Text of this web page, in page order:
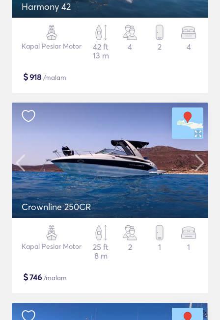
Harmony 42
Kapal Pesiar Motor
42 ft
13 m
4 2 4
$918 /malam
Crownline 250CR
Kapal Pesiar Motor
25 ft
8 m
2 1 1
$746 /malam